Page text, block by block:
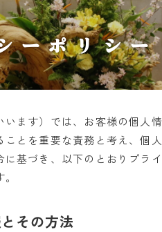
ーポリシー
います）では、お客様の個人情
とを重要な責務と考え、個人
基づき、以下のとおりプライ
その方法